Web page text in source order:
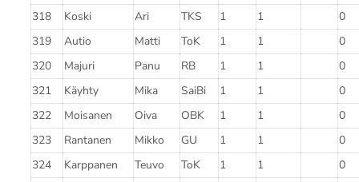
318
Koski Ari TKS 1 1
0
319
Autio Matti ToK 1 1
0
320
Majuri Panu RB 1 1
0
321
Käyhty Mika SaiBi 1 1
0
322
Moisanen Oiva OBK 1 1
0
323
Rantanen Mikko GU 1 1
0
324
Karppanen Teuvo ToK 1 1
0